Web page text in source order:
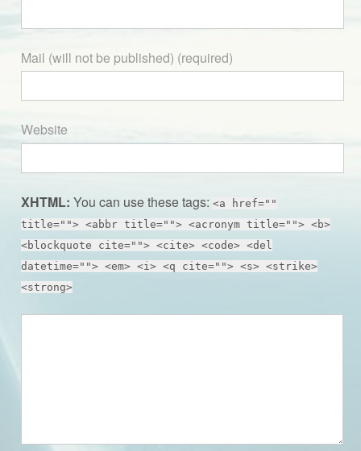
Mail (will not be published) (required)
Website
XHTML: You can use these tags: <a href=""
title=""> <abbr title=""> <acronym title=""> <b>
<blockquote cite=""> <cite> <code> <del
datetime=""> <em> <i> <q cite=""> <s> <strike>
<strong>